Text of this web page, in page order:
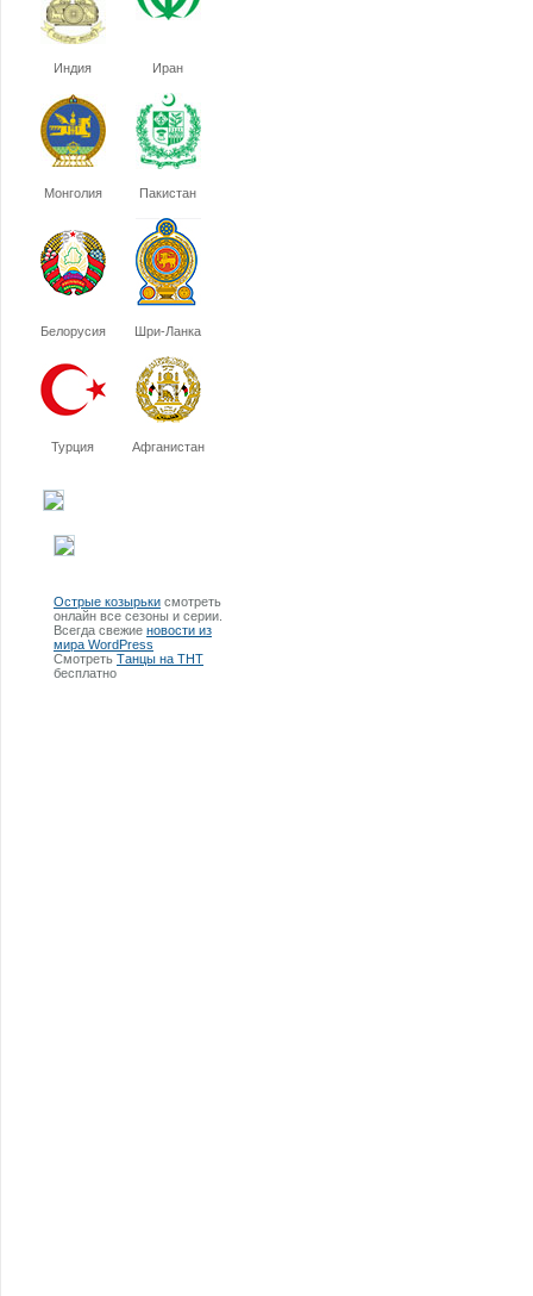
Индия Иран
Монголия Пакистан
Белорусия Шри-Ланка
Турция Афганистан
Острые козырьки смотреть
онлайн все сезоны и серии.
Всегда свежие новости из
мира WordPress
Смотреть Танцы на ТНТ
бесплатно